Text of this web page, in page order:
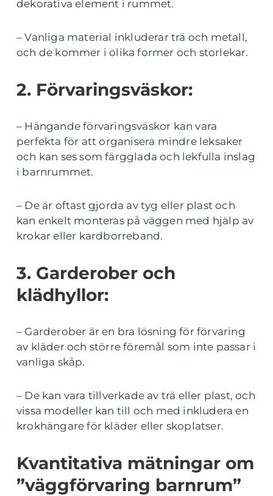
dekorativa element i rummet.
– Vanliga material inkluderar trä och metall,
och de kommer i olika former och storlekar.
2. Förvaringsväskor:
– Hängande förvaringsväskor kan vara
perfekta för att organisera mindre leksaker
och kan ses som färgglada och lekfulla inslag
i barnrummet.
– De är oftast gjorda av tyg eller plast och
kan enkelt monteras på väggen med hjälp av
krokar eller kardborreband.
3. Garderober och
klädhyllor:
– Garderober är en bra lösning för förvaring
av kläder och större föremål som inte passar i
vanliga skåp.
– De kan vara tillverkade av trä eller plast, och
vissa modeller kan till och med inkludera en
krokhängare för kläder eller skoplatser.
Kvantitativa mätningar om
”väggförvaring barnrum”